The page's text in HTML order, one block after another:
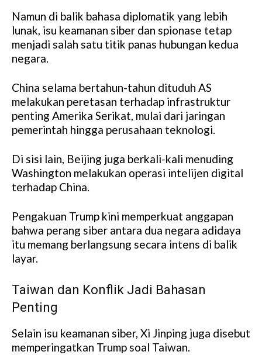
Namun di balik bahasa diplomatik yang lebih
lunak, isu keamanan siber dan spionase tetap
menjadi salah satu titik panas hubungan kedua
negara.
China selama bertahun-tahun dituduh AS
melakukan peretasan terhadap infrastruktur
penting Amerika Serikat, mulai dari jaringan
pemerintah hingga perusahaan teknologi.
Di sisi lain, Beijing juga berkali-kali menuding
Washington melakukan operasi intelijen digital
terhadap China.
Pengakuan Trump kini memperkuat anggapan
bahwa perang siber antara dua negara adidaya
itu memang berlangsung secara intens di balik
layar.
Taiwan dan Konflik Jadi Bahasan
Penting
Selain isu keamanan siber, Xi Jinping juga disebut
memperingatkan Trump soal Taiwan.